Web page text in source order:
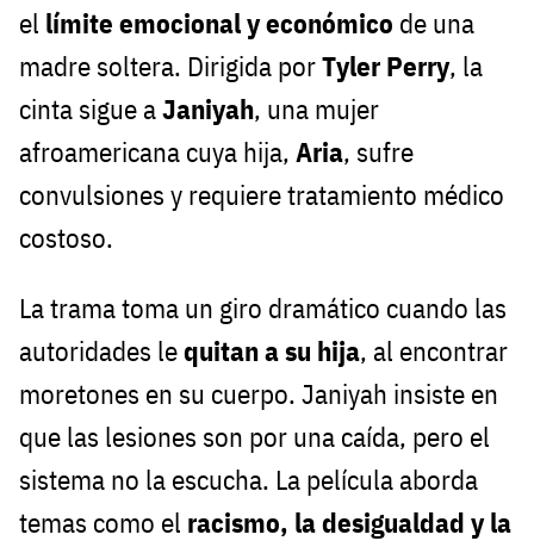
el límite emocional y económico de una
madre soltera. Dirigida porTyler Perry, la
cinta sigue aJaniyah, una mujer
afroamericana cuya hija, Aria, sufre
convulsiones y requiere tratamiento médico
costoso.
La trama toma un giro dramático cuando las
autoridades lequitan a su hija, al encontrar
moretones en su cuerpo. Janiyah insiste en
que las lesiones son por una caída, pero el
sistema no la escucha. La película aborda
temas como el racismo, la desigualdad y la